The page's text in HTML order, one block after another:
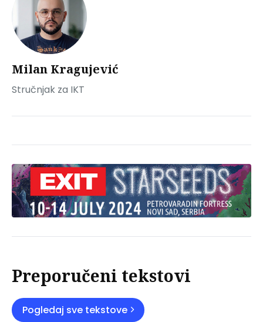
Milan Kragujević
Stručnjak za IKT
Preporučeni tekstovi
Pogledaj sve tekstove